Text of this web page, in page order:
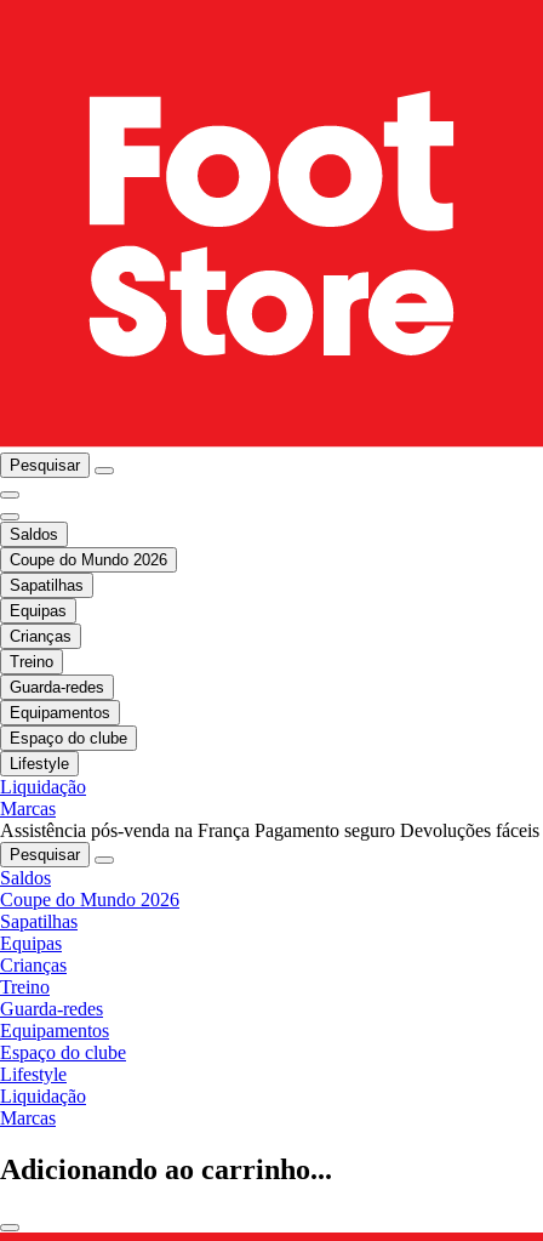
Pesquisar
Saldos
Coupe do Mundo 2026
Sapatilhas
Equipas
Crianças
Treino
Guarda-redes
Equipamentos
Espaço do clube
Lifestyle
Liquidação
Marcas
Assistência pós-venda na França Pagamento seguro Devoluções fáceis
Pesquisar
Saldos
Coupe do Mundo 2026
Sapatilhas
Equipas
Crianças
Treino
Guarda-redes
Equipamentos
Espaço do clube
Lifestyle
Liquidação
Marcas
Adicionando ao carrinho...